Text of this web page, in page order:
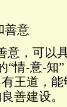
善意
意，可以
“情-意-知
有王道，
善建设。